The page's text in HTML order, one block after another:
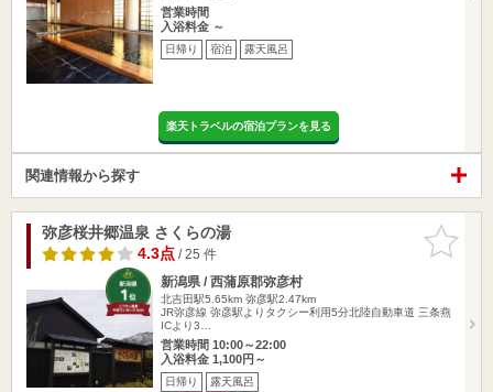
営業時間
入浴料金 ～
日帰り 宿泊 露天風呂
楽天トラベルの宿泊プランを見る
関連情報から探す
お気に入
りに追加
弥彦桜井郷温泉 さくらの湯
4.3点/ 25 件
新潟県 / 西蒲原郡弥彦村
北吉田駅5.65km 弥彦駅2.47km
JR弥彦線 弥彦駅よりタクシー利用5分北陸自動車道 三条燕
ICより3…
営業時間 10:00～22:00
入浴料金 1,100円～
日帰り 露天風呂